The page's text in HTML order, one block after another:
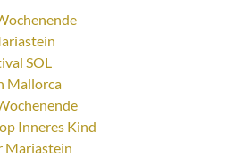
SOL
Mallorca
Inneres Kind
Mariastein